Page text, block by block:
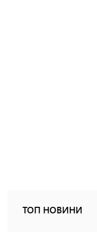
ТОП НОВИНИ